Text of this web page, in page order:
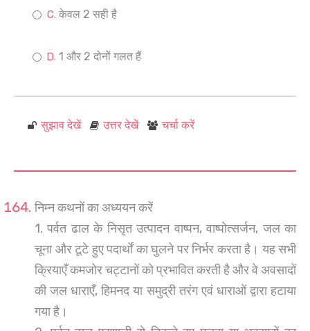
केवल 2 सही है
1 और 2 दोनों गलत हैं
सुझाव देखें उत्तर देखें चर्चा करें
निम्न कथनों का अध्ययन करें
1. पर्वत ढाल के निसृत उत्पादन वाष्पन, वाष्पोत्सर्जन, जल का
चूना और टूटे हुए पदार्थों का घुलने पर निर्भर करता है। यह सभी
क्रियाएँ कमजोर चट्टानों को प्रभावित करती है और वे अवसादों
की जल धाराएँ, हिमनद या समुद्री तरंग एवं धाराओं द्वारा हटाया
गया है।